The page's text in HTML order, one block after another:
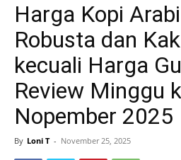
Harga Kopi
Robusta dan
kecuali Harga
Review Minggu
Nopember 2025
By Loni T - November 25, 2025